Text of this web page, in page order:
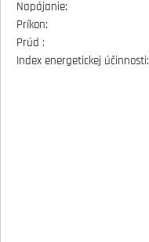
Napájanie:
Príkon:
Prúd :
Index energetickej účinnosti: